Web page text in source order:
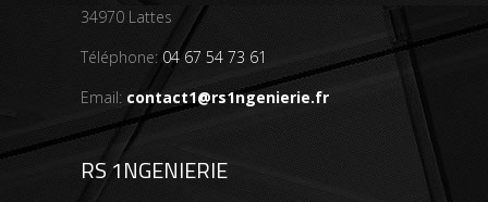
34970 Lattes
Téléphone: 04 67 54 73 61
Email: contact1@rs1ngenierie.fr
RS 1NGENIERIE